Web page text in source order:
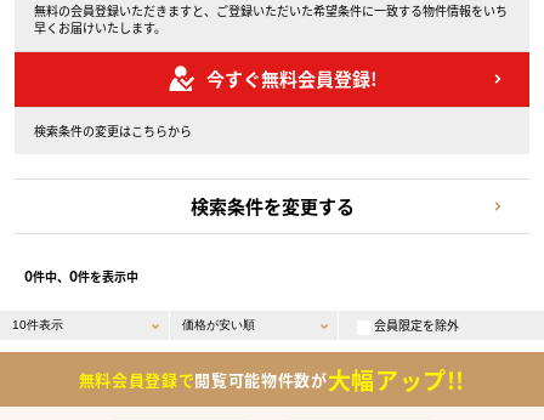
無料の会員登録いただきますと、ご登録いただいた希望条件に一致する物件情報をいち
早くお届けいたします。
今すぐ無料会員登録!
検索条件の変更はこちらから
検索条件を変更する
0件中、 0件を表示中
会員限定を除外
無料会員登録で閲覧可能物件数が大幅アップ!!